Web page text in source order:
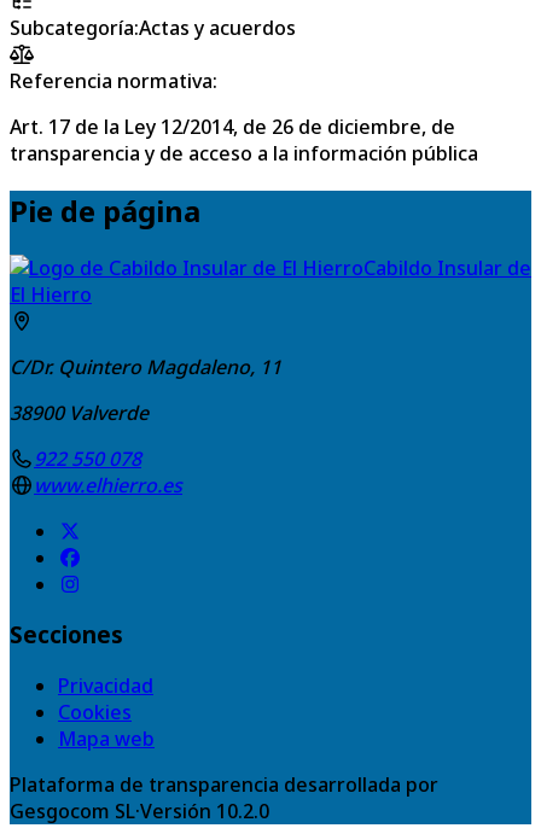
Subcategoría:Actas y acuerdos
Referencia normativa:
Art. 17 de la Ley 12/2014, de 26 de diciembre, de
transparencia y de acceso a la información pública
Pie de página
Cabildo Insular de
El Hierro
C/Dr. Quintero Magdaleno, 11
38900 Valverde
922 550 078
www.elhierro.es
Secciones
Privacidad
Cookies
Mapa web
Plataforma de transparencia desarrollada por
Gesgocom SL·Versión 10.2.0